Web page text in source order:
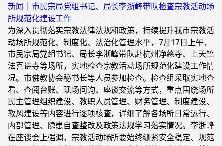
新闻｜市民宗局党组书记、局长李浙峰带队检查宗教活动场
所规范化建设工作
为深入贯彻落实宗教法律法规和政策，持续提升我市宗教活
动场所规范化、制度化、法治化管理水平，7月17日上午，
市民宗局党组书记、局长李浙峰带队赴杭州净慈寺、上天竺
法喜讲寺等场所，实地检查宗教活动场所规范化建设工作情
况。市佛教协会秘书长等人员参加检查。检查组采取实地查
看、查阅台账、现场问询、座谈交流等方式，重点围绕场所
民主管理组织建设、教职人员管理、财务管理、制度建设、
教风建设等内容进行逐项核查，详细了解各场所日常运行、
内部管理、隐患自查整改及政策法规学习落实情况。李浙峰
在座谈会上强调，宗教活动场所要始终绷紧安全稳定、规范